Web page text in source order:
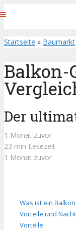
Startseite » Baumarkt
Balkon-
Der
1 Monat zuvor
23 min Lesezeit
1 Monat zuvor
Was ist ein
Vorteile und
Vorteile